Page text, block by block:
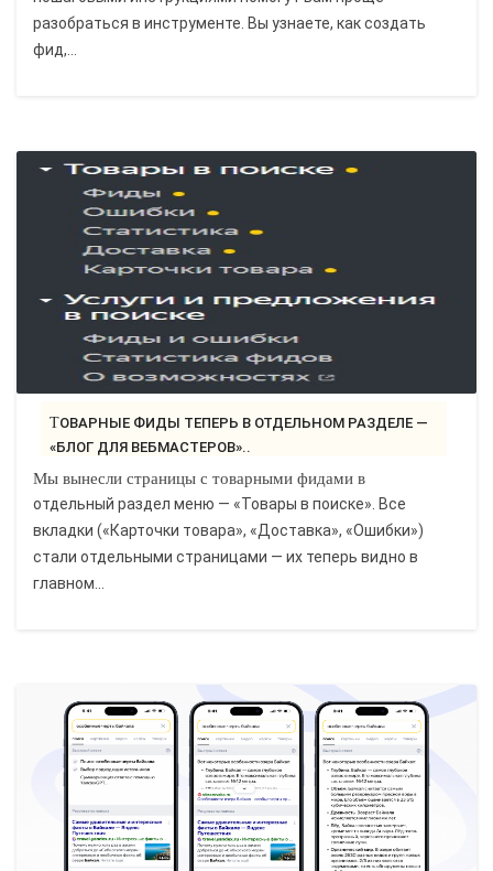
разобраться в инструменте. Вы узнаете, как создать
фид,...
ТОВАРНЫЕ ФИДЫ ТЕПЕРЬ В ОТДЕЛЬНОМ РАЗДЕЛЕ —
«БЛОГ ДЛЯ ВЕБМАСТЕРОВ»..
Мы вынесли страницы с товарными фидами в
отдельный раздел меню — «Товары в поиске». Все
вкладки («Карточки товара», «Доставка», «Ошибки»)
стали отдельными страницами — их теперь видно в
главном...